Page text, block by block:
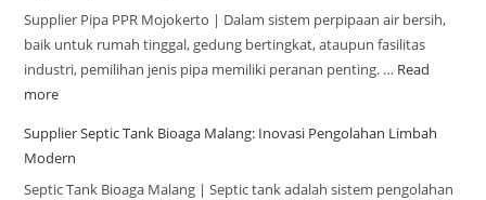
Supplier Pipa PPR Mojokerto | Dalam sistem perpipaan air bersih,
baik untuk rumah tinggal, gedung bertingkat, ataupun fasilitas
industri, pemilihan jenis pipa memiliki peranan penting. … Read
more
Supplier Septic Tank Bioaga Malang: Inovasi Pengolahan Limbah
Modern
Septic Tank Bioaga Malang | Septic tank adalah sistem pengolahan